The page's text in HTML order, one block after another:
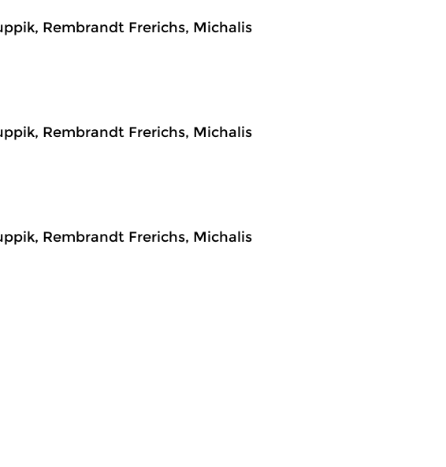
Rembrandt Frerichs, Michalis
Rembrandt Frerichs, Michalis
Rembrandt Frerichs, Michalis